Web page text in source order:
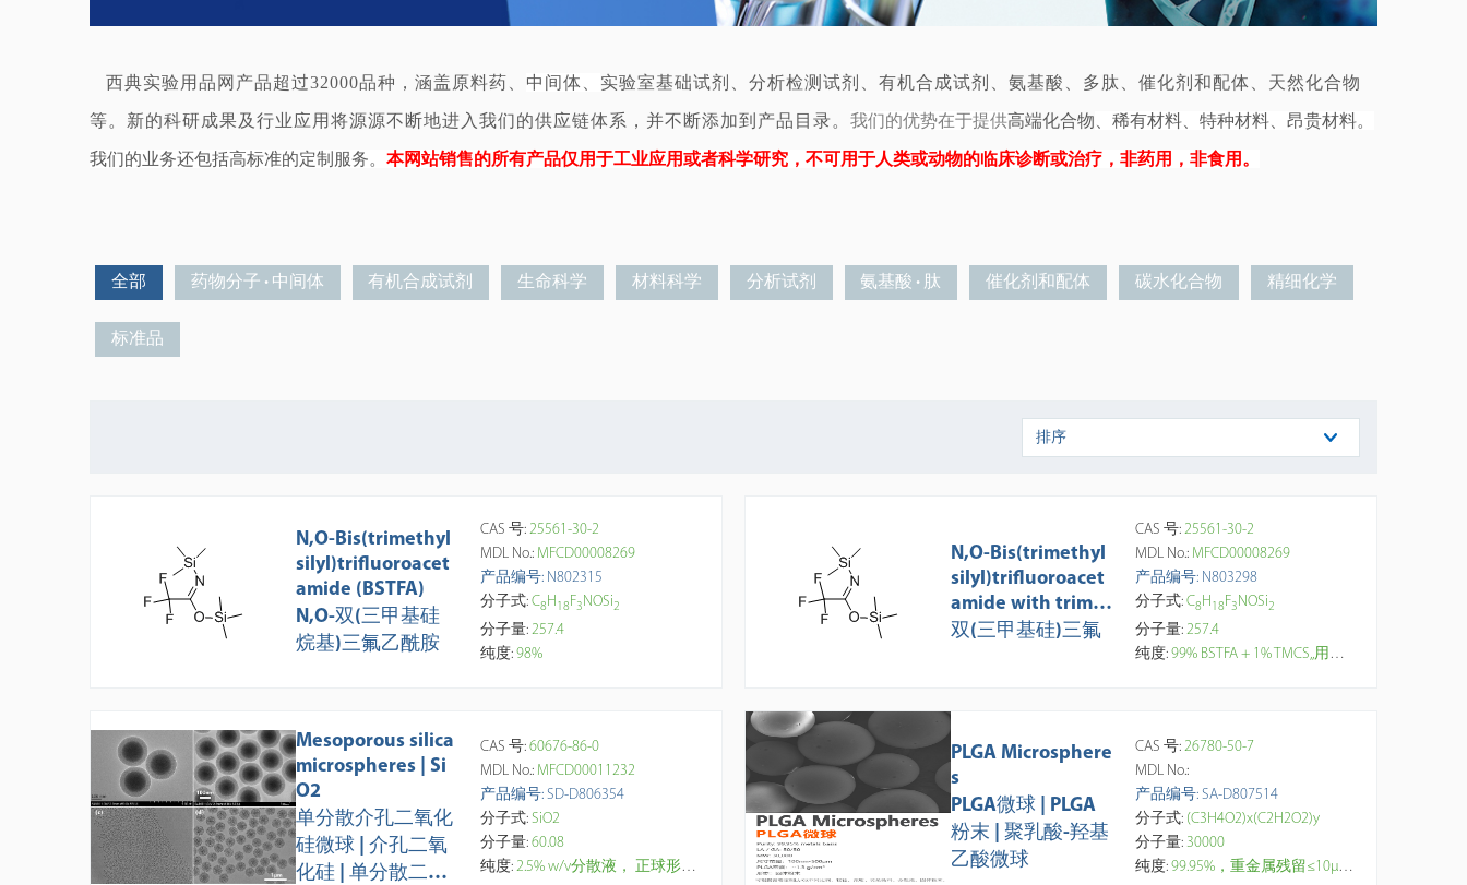
西典实验用品网 产品超过32000品种，涵盖原料药、 中间体、 实验室基础试剂、分析检测试剂、有机合成试剂、氨基酸、多肽、催化剂和配体、天然化合物
等。新的科研成果及行业应用将源源不断地进入我们的供应链体系，并不断添加到产品目录。 我们的优势在于提供高端化合物 、稀有材料、特种材料 、昂贵材料。
我们的业务还包括高标准的定制服务。 本网站销售的所有产品仅用于工业应用或者科学研究，不可用于人类或动物的临床诊断或治疗，非药用，非食用。
全部 药物分子 · 中间体 有机合成试剂 生命科学 材料科学 分析试剂 氨基酸 · 肽 催化剂和配体 碳水化合物 精细化学
标准品
排序
N,O-Bis(trimethyl
silyl)trifluoroacet
amide (BSTFA)
N,O-双(三甲基硅
烷基)三氟乙酰胺
CAS 号: 25561-30-2
MDL No.: MFCD00008269
产品编号: N802315
分子式: C8 H 1 8 F3 NOSi2
分子量: 257.4
纯度: 98%
N,O-Bis(trimethyl
silyl)trifluoroacet
amide with trimet
hylchlorosilane
双(三甲基硅)三氟
CAS 号: 25561-30-2
MDL No.: MFCD00008269
产品编号: N803298
分子式: C8 H 1 8 F3 NOSi2
分子量: 257.4
纯度: 99% BSTFA + 1% TMCS,,用于GC衍生化
Mesoporous silica
microspheres | Si
O2
单分散介孔二氧化
硅微球 | 介孔二氧
化硅 | 单分散二氧
CAS 号: 60676-86-0
MDL No.: MFCD00011232
产品编号: SD-D806354
分子式: SiO2
分子量: 60.08
纯度: 2.5% w/v分散液， 正球形品控，粒径分布均一(CV%<2.5%)、单分散， 孔径3-5nm、 孔洞分布均匀，大比表、 强吸附、高负载，表面和孔道富含易于修饰羟基(-OH)官能团，水和乙醇中分散性良好; 较高的热稳定性，具光致发光性能， 生物相容性好,可降解。应用领域: 制备响应性光子晶体、构筑有序结构材料、生物医学检测、催化剂载体(如贵金属)、吸附(如H2S、甲醛、藻毒素等), 分离(如油水分离)、色谱层析、造影、大分子药物载体(如卵清蛋白、血清蛋白等)，药物缓释控释等。
PLGA Microsphere
s
PLGA微球 | PLGA
粉末 | 聚乳酸-羟基
乙酸微球
CAS 号: 26780-50-7
MDL No.:
产品编号: SA-D807514
分子式: (C3H4O2)x(C2H2O2)y
分子量: 30000
纯度: 99.95%，重金属残留≤10μg/g，粉末。乳化溶剂蒸发法制备，表面光滑、结构致密，LA/GA比例：50/50，非晶形结构，生物相容性好，易渗透，降解快，适用于药物短期控释缓释场景，蛋白质、肽、抗体和抗原共价结合。降解速度由单体比例调控，LA占比高，则结晶度上升，亲水性减弱，降解速率下降，适用于长效激素、抗癌药、慢性病药物的长效缓释。【研究与应用方向】：分子封装吸附，药物中短期控释，疫苗佐剂、抗原、蛋白、多肽类药物递送，靶向给药，超声或磁共振成像微泡、造影剂载体，API，医学研究。